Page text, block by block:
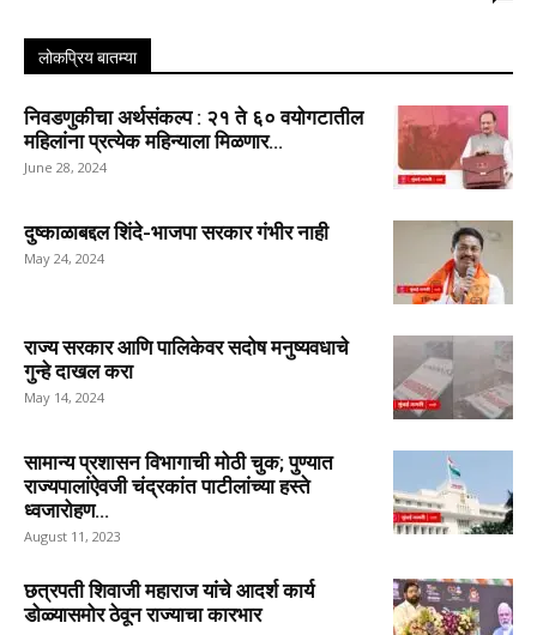
लोकप्रिय बातम्या
निवडणुकीचा अर्थसंकल्प : २१ ते ६० वयोगटातील
महिलांना प्रत्येक महिन्याला मिळणार...
June 28, 2024
दुष्काळाबद्दल शिंदे-भाजपा सरकार गंभीर नाही
May 24, 2024
राज्य सरकार आणि पालिकेवर सदोष मनुष्यवधाचे
गुन्हे दाखल करा
May 14, 2024
सामान्य प्रशासन विभागाची मोठी चुक; पुण्यात
राज्यपालांऐवजी चंद्रकांत पाटीलांच्या हस्ते
ध्वजारोहण...
August 11, 2023
छत्रपती शिवाजी महाराज यांचे आदर्श कार्य
डोळ्यासमोर ठेवून राज्याचा कारभार